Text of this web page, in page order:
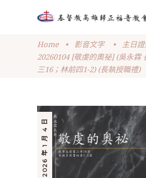
Home • 影音文字 • 主日
20260104 [敬虔的奧祕] (吳永霖
三16；林前四1-2) (長執授職禮)
2026 年 1 月 4 日